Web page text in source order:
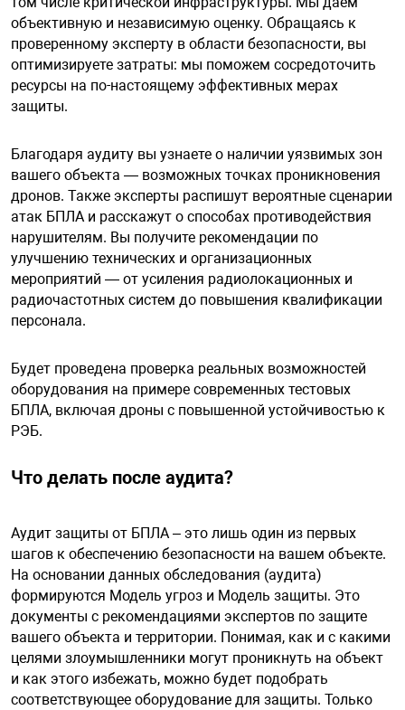
объективную и независимую оценку. Обращаясь к
проверенному эксперту в области безопасности, вы
оптимизируете затраты: мы поможем сосредоточить
ресурсы на по-настоящему эффективных мерах
защиты.
Благодаря аудиту вы узнаете о наличии уязвимых зон
вашего объекта — возможных точках проникновения
дронов. Также эксперты распишут вероятные сценарии
атак БПЛА и расскажут о способах противодействия
нарушителям. Вы получите рекомендации по
улучшению технических и организационных
мероприятий — от усиления радиолокационных и
радиочастотных систем до повышения квалификации
персонала.
Будет проведена проверка реальных возможностей
оборудования на примере современных тестовых
БПЛА, включая дроны с повышенной устойчивостью к
РЭБ.
Что делать после аудита?
Аудит защиты от БПЛА – это лишь один из первых
шагов к обеспечению безопасности на вашем объекте.
На основании данных обследования (аудита)
формируются Модель угроз и Модель защиты. Это
документы с рекомендациями экспертов по защите
вашего объекта и территории. Понимая, как и с какими
целями злоумышленники могут проникнуть на объект
и как этого избежать, можно будет подобрать
соответствующее оборудование для защиты. Только